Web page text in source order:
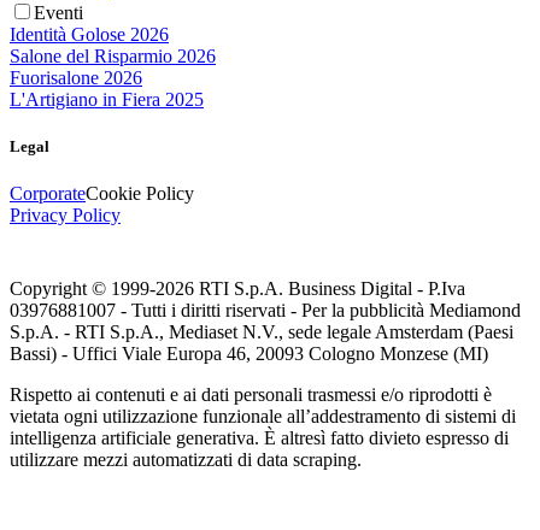
Eventi
Identità Golose 2026
Salone del Risparmio 2026
Fuorisalone 2026
L'Artigiano in Fiera 2025
Legal
CorporateCookie Policy
Privacy Policy
Copyright © 1999-2026 RTI S.p.A. Business Digital - P.Iva
03976881007 - Tutti i diritti riservati - Per la pubblicità Mediamond
S.p.A. - RTI S.p.A., Mediaset N.V., sede legale Amsterdam (Paesi
Bassi) - Uffici Viale Europa 46, 20093 Cologno Monzese (MI)
Rispetto ai contenuti e ai dati personali trasmessi e/o riprodotti è
vietata ogni utilizzazione funzionale all’addestramento di sistemi di
intelligenza artificiale generativa. È altresì fatto divieto espresso di
utilizzare mezzi automatizzati di data scraping.